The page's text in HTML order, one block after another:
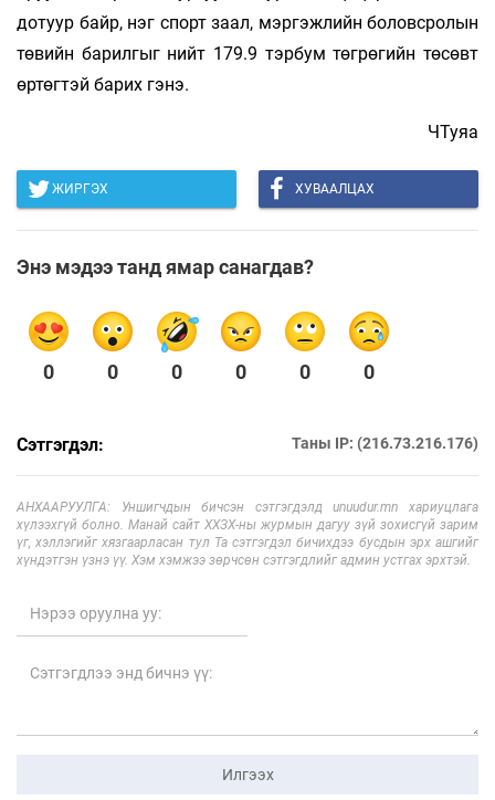
дотуур байр, нэг спорт заал, мэргэжлийн боловсролын
төвийн барилгыг нийт 179.9 тэрбум төгрөгийн төсөвт
өртөгтэй барих гэнэ.
ЧТуяа
ЖИРГЭХ ХУВААЛЦАХ
Энэ мэдээ танд ямар санагдав?
0 0 0 0 0 0
Сэтгэгдэл: Таны IP: (216.73.216.176)
АНХААРУУЛГА: Уншигчдын бичсэн сэтгэгдэлд unuudur.mn хариуцлага
хүлээхгүй болно. Манай сайт ХХЗХ-ны журмын дагуу зүй зохисгүй зарим
үг, хэллэгийг хязгаарласан тул Та сэтгэгдэл бичихдээ бусдын эрх ашгийг
хүндэтгэн үзнэ үү. Хэм хэмжээ зөрчсөн сэтгэгдлийг админ устгах эрхтэй.
Илгээх